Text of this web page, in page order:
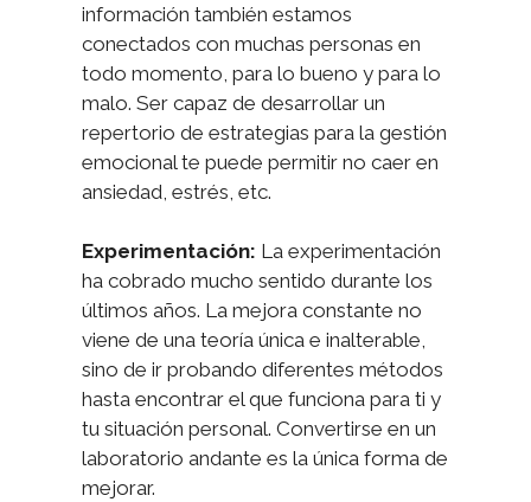
información también estamos
conectados con muchas personas en
todo momento, para lo bueno y para lo
malo. Ser capaz de desarrollar un
repertorio de estrategias para la gestión
emocional te puede permitir no caer en
ansiedad, estrés, etc.
Experimentación: La experimentación
ha cobrado mucho sentido durante los
últimos años. La mejora constante no
viene de una teoría única e inalterable,
sino de ir probando diferentes métodos
hasta encontrar el que funciona para ti y
tu situación personal. Convertirse en un
laboratorio andante es la única forma de
mejorar.